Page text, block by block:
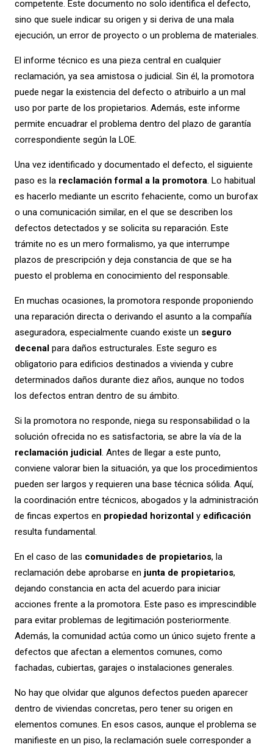
competente. Este documento no solo identifica el defecto,
sino que suele indicar su origen y si deriva de una mala
ejecución, un error de proyecto o un problema de materiales.
El informe técnico es una pieza central en cualquier
reclamación, ya sea amistosa o judicial. Sin él, la promotora
puede negar la existencia del defecto o atribuirlo a un mal
uso por parte de los propietarios. Además, este informe
permite encuadrar el problema dentro del plazo de garantía
correspondiente según la LOE.
Una vez identificado y documentado el defecto, el siguiente
paso es la reclamación formal a la promotora. Lo habitual
es hacerlo mediante un escrito fehaciente, como un burofax
o una comunicación similar, en el que se describen los
defectos detectados y se solicita su reparación. Este
trámite no es un mero formalismo, ya que interrumpe
plazos de prescripción y deja constancia de que se ha
puesto el problema en conocimiento del responsable.
En muchas ocasiones, la promotora responde proponiendo
una reparación directa o derivando el asunto a la compañía
aseguradora, especialmente cuando existe un seguro
decenal para daños estructurales. Este seguro es
obligatorio para edificios destinados a vivienda y cubre
determinados daños durante diez años, aunque no todos
los defectos entran dentro de su ámbito.
Si la promotora no responde, niega su responsabilidad o la
solución ofrecida no es satisfactoria, se abre la vía de la
reclamación judicial . Antes de llegar a este punto,
conviene valorar bien la situación, ya que los procedimientos
pueden ser largos y requieren una base técnica sólida. Aquí,
la coordinación entre técnicos, abogados y la administración
de fincas expertos en propiedad horizontal y edificación
resulta fundamental.
En el caso de las comunidades de propietarios, la
reclamación debe aprobarse en junta de propietarios,
dejando constancia en acta del acuerdo para iniciar
acciones frente a la promotora. Este paso es imprescindible
para evitar problemas de legitimación posteriormente.
Además, la comunidad actúa como un único sujeto frente a
defectos que afectan a elementos comunes, como
fachadas, cubiertas, garajes o instalaciones generales.
No hay que olvidar que algunos defectos pueden aparecer
dentro de viviendas concretas, pero tener su origen en
elementos comunes. En esos casos, aunque el problema se
manifieste en un piso, la reclamación suele corresponder a